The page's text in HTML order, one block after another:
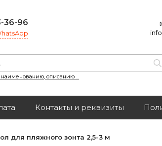
36-96
наименованию, описанию ...
Контакты и реквизиты
для пляжного зонта 2,5-3 м